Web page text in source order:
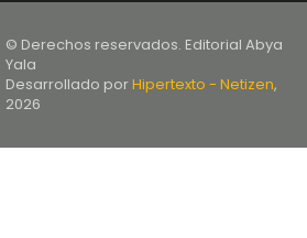
© Derechos reservados. Editorial Abya
Yala
Desarrollado porHipertexto - Netizen,
2026